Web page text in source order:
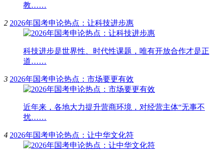
教……
2 2026年国考申论热点：让科技进步惠
科技进步是世界性、时代性课题，唯有开放合作才是正
道……
3 2026年国考申论热点：市场要更有效
近年来，各地大力提升营商环境，对经营主体“无事不
扰……
4 2026年国考申论热点：让中华文化符